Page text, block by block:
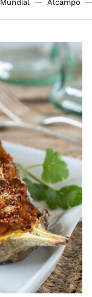
Mundial Alcampo